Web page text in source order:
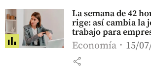
La semana de 42
rige: así cambia la
trabajo para
Economía 15/
share